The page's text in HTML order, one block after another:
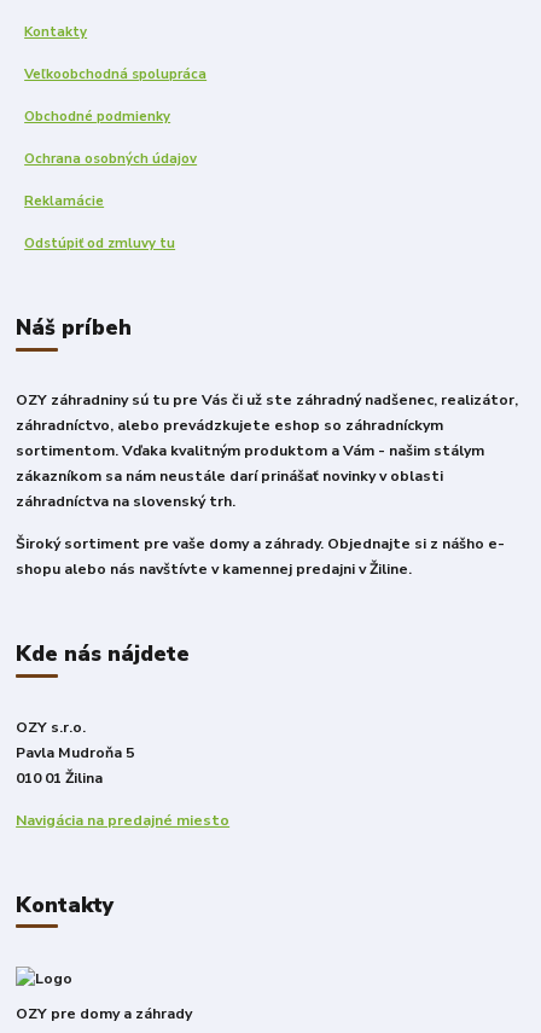
Kontakty
Veľkoobchodná spolupráca
Obchodné podmienky
Ochrana osobných údajov
Reklamácie
Odstúpiť od zmluvy tu
Náš príbeh
OZY záhradniny sú tu pre Vás či už ste záhradný nadšenec, realizátor,
záhradníctvo, alebo prevádzkujete eshop so záhradníckym
sortimentom. Vďaka kvalitným produktom a Vám - našim stálym
zákazníkom sa nám neustále darí prinášať novinky v oblasti
záhradníctva na slovenský trh.
Široký sortiment pre vaše domy a záhrady. Objednajte si z nášho e-
shopu alebo nás navštívte v kamennej predajni v Žiline.
Kde nás nájdete
OZY s.r.o.
Pavla Mudroňa 5
010 01 Žilina
Navigácia na predajné miesto
Kontakty
OZY pre domy a záhrady